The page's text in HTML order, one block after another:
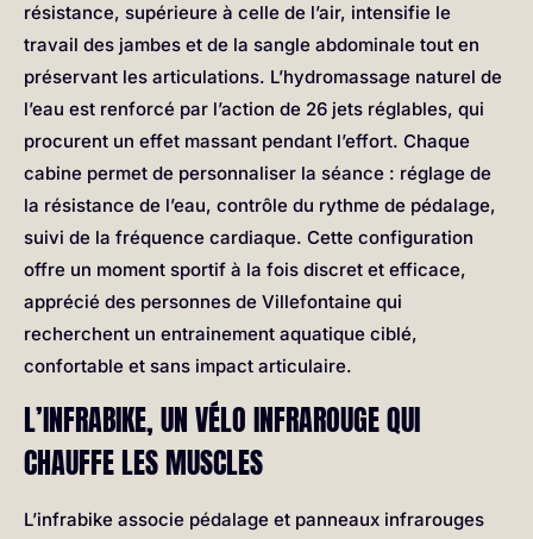
résistance, supérieure à celle de l’air, intensifie le
travail des jambes et de la sangle abdominale tout en
préservant les articulations. L’hydromassage naturel de
l’eau est renforcé par l’action de 26 jets réglables, qui
procurent un effet massant pendant l’effort. Chaque
cabine permet de personnaliser la séance : réglage de
la résistance de l’eau, contrôle du rythme de pédalage,
suivi de la fréquence cardiaque. Cette configuration
offre un moment sportif à la fois discret et efficace,
apprécié des personnes de Villefontaine qui
recherchent un entrainement aquatique ciblé,
confortable et sans impact articulaire.
L’INFRABIKE, UN VÉLO INFRAROUGE QUI
CHAUFFE LES MUSCLES
L’infrabike associe pédalage et panneaux infrarouges